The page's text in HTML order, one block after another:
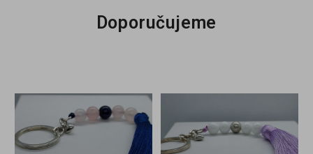
Doporučujeme